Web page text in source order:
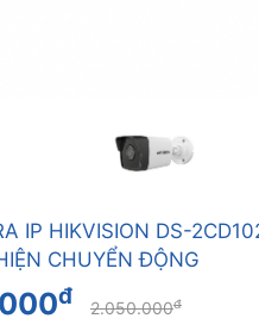
IP HIKVISION DS-
CHUYỂN ĐỘNG
đ 2.050.000đ